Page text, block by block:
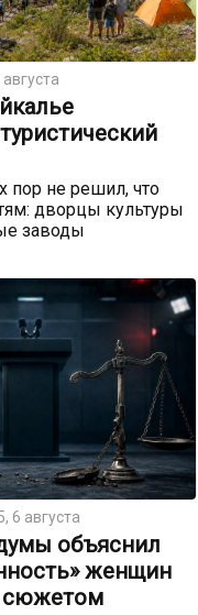
пор не решил, что
дворцы культуры
заводы
6 августа
объяснил
женщин
сюжетом